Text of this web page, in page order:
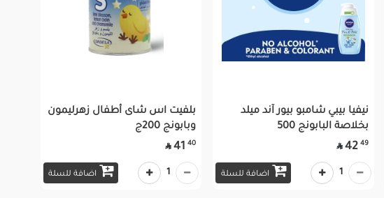
نيفيا بيبي شامبو بيور آند ميلد
بخلاصة البابونج 500
49
42

اضافة للسلة 1
بلفيت اس شاى أطفال زهرليمون
وبابونج 200ج
40
41

اضافة للسلة 1